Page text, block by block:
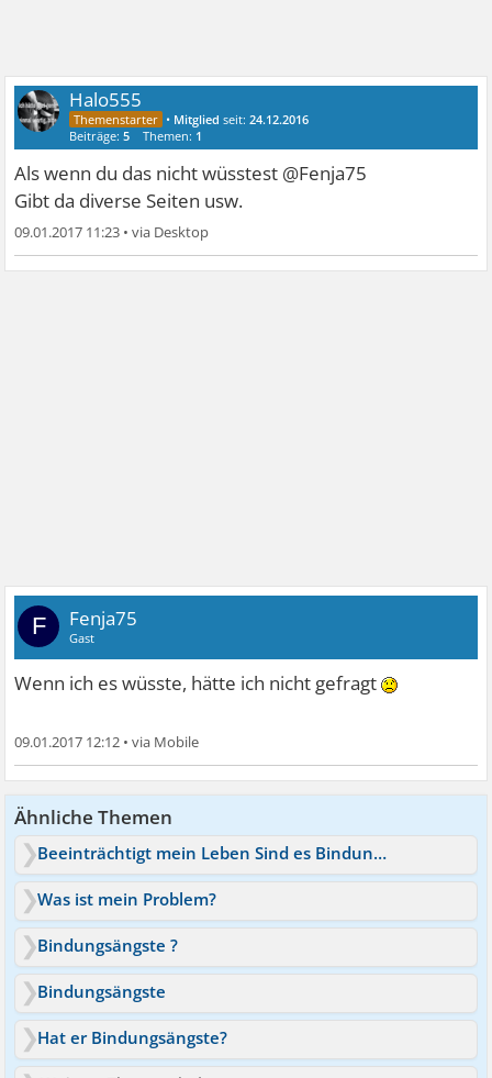
Halo555
• Mitglied seit:24.12.2016
Beiträge:5 Themen: 1
Als wenn du das nicht wüsstest @Fenja75
Gibt da diverse Seiten usw.
09.01.2017 11:23 •
F Fenja75
Gast
Wenn ich es wüsste, hätte ich nicht gefragt
09.01.2017 12:12 •
Ähnliche Themen
Beeinträchtigt mein Leben Sind es Bindungsängste? Help
Was ist mein Problem?
Bindungsängste ?
Bindungsängste
Hat er Bindungsängste?